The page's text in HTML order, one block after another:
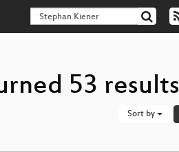
53 results
Sort by